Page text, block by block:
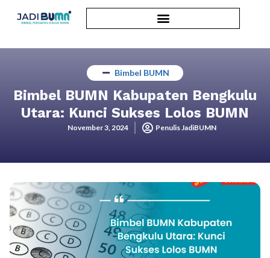
Bimbel BUMN
Bimbel BUMN Kabupaten Bengkulu
Utara: Kunci Sukses Lolos BUMN
November 3, 2024 Penulis JadiBUMN